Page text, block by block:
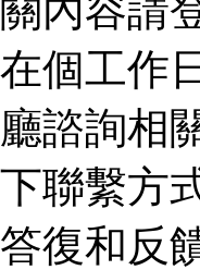
關內容請
在個工作
廳諮詢相
下聯繫方
答復和反